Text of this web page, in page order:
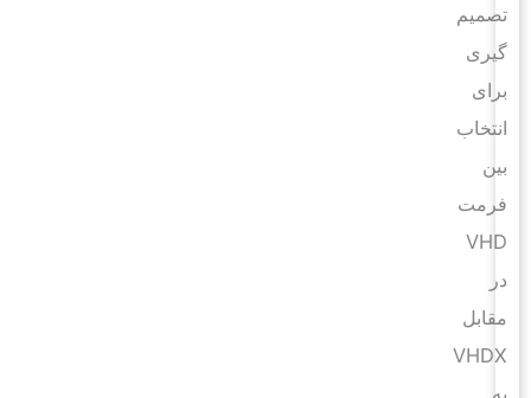
تصمیم
گیری
برای
انتخاب
فرمت
VHD
مقابل
VHDX